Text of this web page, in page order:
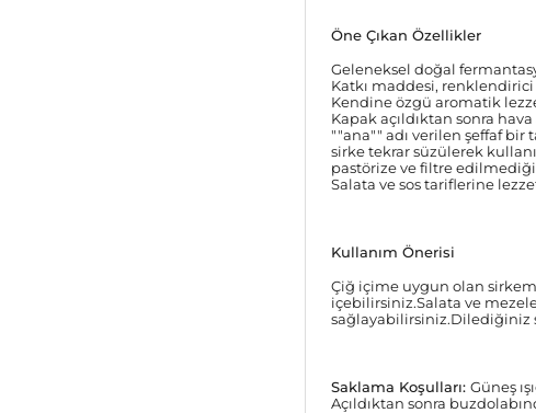
Öne Çıkan Özellikler
Geleneksel doğal
Katkı maddesi,
Kendine özgü aromatik
Kapak açıldıktan sonra
""ana"" adı verilen şeffaf
sirke tekrar süzülerek
pastörize ve filtre
Salata ve sos tariflerine
Kullanım Önerisi
Çiğ içime uygun olan
içebilirsiniz.Salata ve
sağlayabilirsiniz.Dilediğiniz
Saklama Koşulları: Güneş
Açıldıktan sonra